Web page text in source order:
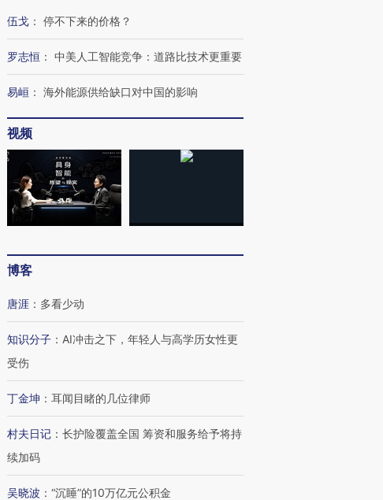
入侵”还是“人道危
难民潮撕裂西班牙
达
湖北宜昌局部短时降雨
128毫米 紧急转移近
4000人
】走进第四届链博
数智科技“链”接产
伍戈 ： 停不下来的价格？
罗志恒 ： 中美人工智能竞争：道路比技术更重要
易峘 ： 海外能源供给缺口对中国的影响
视频
博客
唐涯 ： 多看少动
知识分子 ： AI冲击之下，年轻人与高学历女性更
受伤
丁金坤 ： 耳闻目睹的几位律师
村夫日记 ： 长护险覆盖全国 筹资和服务给予将持
续加码
吴晓波 ： “沉睡”的10万亿元公积金